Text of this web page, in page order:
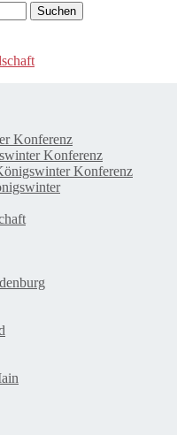
Konferenz
Konferenz
Konferenz